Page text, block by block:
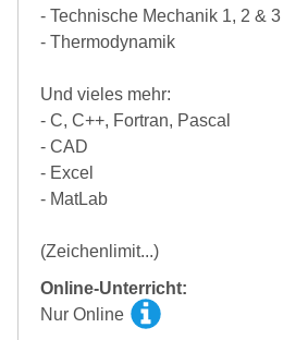
- Technische Mechanik 1, 2 & 3
- Thermodynamik
Und vieles mehr:
- C, C++, Fortran, Pascal
- CAD
- Excel
- MatLab
(Zeichenlimit...)
Online-Unterricht:
Nur Online